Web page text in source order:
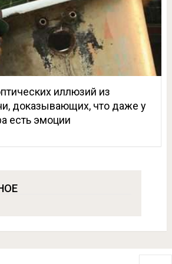
иллюзий из
доказывающих, что даже у
есть эмоции